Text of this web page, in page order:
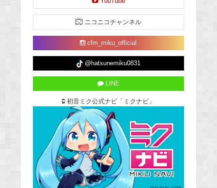
ニコニコチャンネル
cfm_miku_official
@hatsunemiku0831
LINE
初音ミク公式ナビ「ミクナビ」